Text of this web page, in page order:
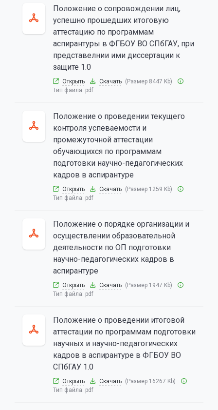
Положение о сопровождении лиц,
успешно прошедших итоговую
аттестацию по программам
аспирантуры в ФГБОУ ВО СПбГАУ, при
представелнии ими диссертации к
защите 1.0
Открыть Скачать (Размер 8447 Kb)
Тип файла: pdf
Положение о проведении текущего
контроля успеваемости и
промежуточной аттестации
обучающихся по программам
подготовки научно-педагогических
кадров в аспирантуре
Открыть Скачать (Размер 1259 Kb)
Тип файла: pdf
Положение о порядке организации и
осуществлении образовательной
деятельности по ОП подготовки
научно-педагогических кадров в
аспирантуре
Открыть Скачать (Размер 1947 Kb)
Тип файла: pdf
Положение о проведении итоговой
аттестации по программам подготовки
научных и научно-педагогических
кадров в аспирантуре в ФГБОУ ВО
СПбГАУ 1.0
Открыть Скачать (Размер 16267 Kb)
Тип файла: pdf